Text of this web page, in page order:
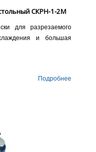
СКРН-1-2М
для разрезаемого
и большая
Подробнее